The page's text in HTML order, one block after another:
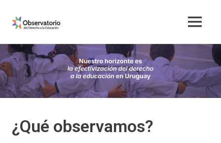
del
Derecho
a
la
¿Qué observamos?